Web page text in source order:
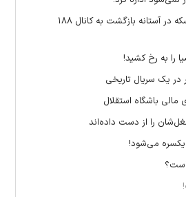
قیمت امروز طلا چند؟ / سکه در آستانه بازگشت به کانال ۱۸۸
را به رخ کشید!
در یک سریال تاریخی
باشگاه استقلال